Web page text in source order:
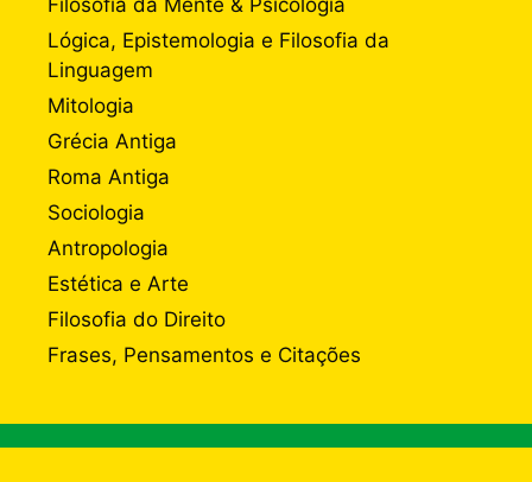
Lógica, Epistemologia e Filosofia da
Linguagem
Mitologia
Grécia Antiga
Roma Antiga
Sociologia
Antropologia
Estética e Arte
Filosofia do Direito
Frases, Pensamentos e Citações